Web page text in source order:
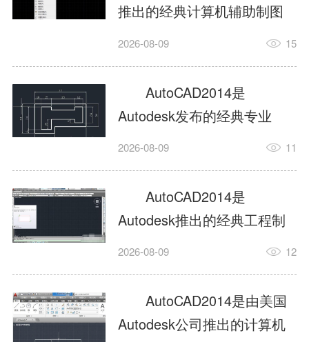
推出的经典计算机辅助制图
工具，主打稳定2D施工图绘
行业工程设计。版本新增图
纸标签页、实景地理地图、
协同设计交流模块，优化命
令行智能纠错与图层批量管
理，支持Win8触屏操作、点
云扫描数据导入，兼容各类
DWG图纸格式，文件互通...
2026-08-09 15
AutoCAD2014是
Autodesk发布的经典专业
CAD制图设计软件，是工程
绘图工具。软件专注精准二
维绘图、图纸编辑、参数化
设计及基础三维建模，广泛
应用于建筑设计、机械制
造、土木工程、室内设计等
多个行业。软件优化绘图流
畅度与文件兼容性，支持参
2026-08-09 11
AutoCAD2014是
Autodesk推出的经典工程制
图设计软件，主打高效精准
建模作业，适配建筑、机
械、市政、室内设计等多行
业场景。软件优化运行机制
2026-08-09 12
AutoCAD2014是由美国
Autodesk公司推出的计算机